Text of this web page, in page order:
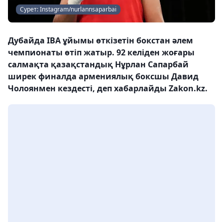
Сурет: Instagram/nurlannsaparbai
Дубайда IBA ұйымы өткізетін бокстан әлем
чемпионаты өтіп жатыр. 92 келіден жоғары
салмақта қазақстандық Нұрлан Сапарбай
ширек финалда армениялық боксшы Давид
Чолоянмен кездесті, деп хабарлайды Zakon.kz.